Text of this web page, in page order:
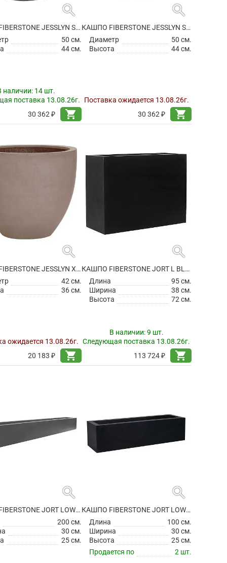
search
КАШПО FIBERSTONE JESSLYN S GREY
50 см.
44 см.
наличии: 14 шт.
поставка 13.08.26г.
30 362 ₽
shopping_cart
search
КАШПО FIBERSTONE JESSLYN S, TAUPE
Диаметр
50 см.
Высота
44 см.
Поставка ожидается 13.08.26г.
30 362 ₽
shopping_cart
search
КАШПО FIBERSTONE JESSLYN XS, TAUPE
42 см.
36 см.
ожидается 13.08.26г.
20 183 ₽
shopping_cart
search
КАШПО FIBERSTONE JORT L BLACK
Длина
95 см.
Ширина
38 см.
Высота
72 см.
В наличии:9 шт.
Следующая поставка 13.08.26г.
113 724 ₽
shopping_cart
search
КАШПО FIBERSTONE JORT LOW M GREY
200 см.
30 см.
25 см.
search
КАШПО FIBERSTONE JORT LOW S BLACK
Длина
100 см.
Ширина
30 см.
Высота
25 см.
Продается по
2 шт.